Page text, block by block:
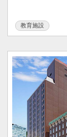
教育施設